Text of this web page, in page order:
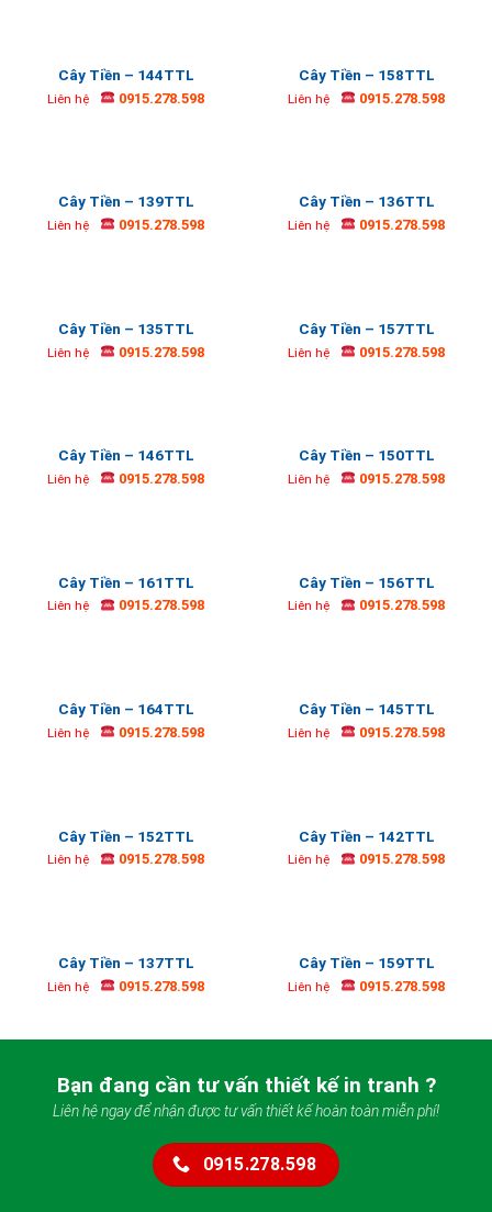
Cây Tiền – 144TTL
Liên hệ 0915.278.598
Cây Tiền – 158TTL
Liên hệ 0915.278.598
Cây Tiền – 139TTL
Liên hệ 0915.278.598
Cây Tiền – 136TTL
Liên hệ 0915.278.598
Cây Tiền – 135TTL
Liên hệ 0915.278.598
Cây Tiền – 157TTL
Liên hệ 0915.278.598
Cây Tiền – 146TTL
Liên hệ 0915.278.598
Cây Tiền – 150TTL
Liên hệ 0915.278.598
Cây Tiền – 161TTL
Liên hệ 0915.278.598
Cây Tiền – 156TTL
Liên hệ 0915.278.598
Cây Tiền – 164TTL
Liên hệ 0915.278.598
Cây Tiền – 145TTL
Liên hệ 0915.278.598
Cây Tiền – 152TTL
Liên hệ 0915.278.598
Cây Tiền – 142TTL
Liên hệ 0915.278.598
Cây Tiền – 137TTL
Liên hệ 0915.278.598
Cây Tiền – 159TTL
Liên hệ 0915.278.598
Bạn đang cần tư vấn thiết kế in tranh ?
Liên hệ ngay để nhận được tư vấn thiết kế hoàn toàn miễn phí!
0915.278.598